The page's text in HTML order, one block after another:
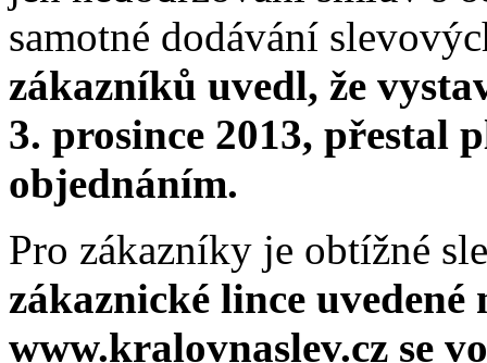
samotné dodávání
zákazníků uvedl, že
3. prosince 2013, přestal
objednáním.
Pro zákazníky je obtížné
zákaznické lince uvedené
www.kralovnaslev.cz se